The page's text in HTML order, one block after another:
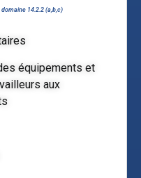
domaine 14.2.2 (a,b,c)
équipements et
aux